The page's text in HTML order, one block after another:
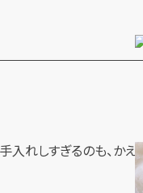
れしすぎるのも、か